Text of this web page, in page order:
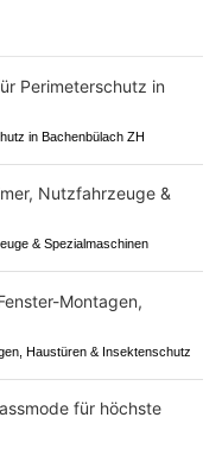
in Bachenbülach ZH
& Spezialmaschinen
Haustüren & Insektenschutz